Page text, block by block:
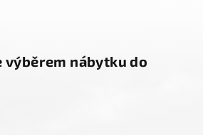
výběrem nábytku do